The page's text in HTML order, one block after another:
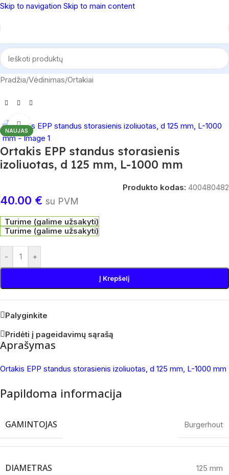
Skip to navigation Skip to main content
Pradžia/Vėdinimas/Ortakiai
NAUJAS
Spustelėkite, norėdami padidinti
Ortakis EPP standus storasienis
izoliuotas, d 125 mm, L-1000 mm
Produkto kodas: 400480482
40.00 € su PVM
Turime (galime užsakyti)
Turime (galime užsakyti)
- +
Į Krepšelį
Palyginkite
Pridėti į pageidavimų sąrašą
Aprašymas
Ortakis EPP standus storasienis izoliuotas, d 125 mm, L-1000 mm
Papildoma informacija
GAMINTOJAS Burgerhout
DIAMETRAS 125 mm